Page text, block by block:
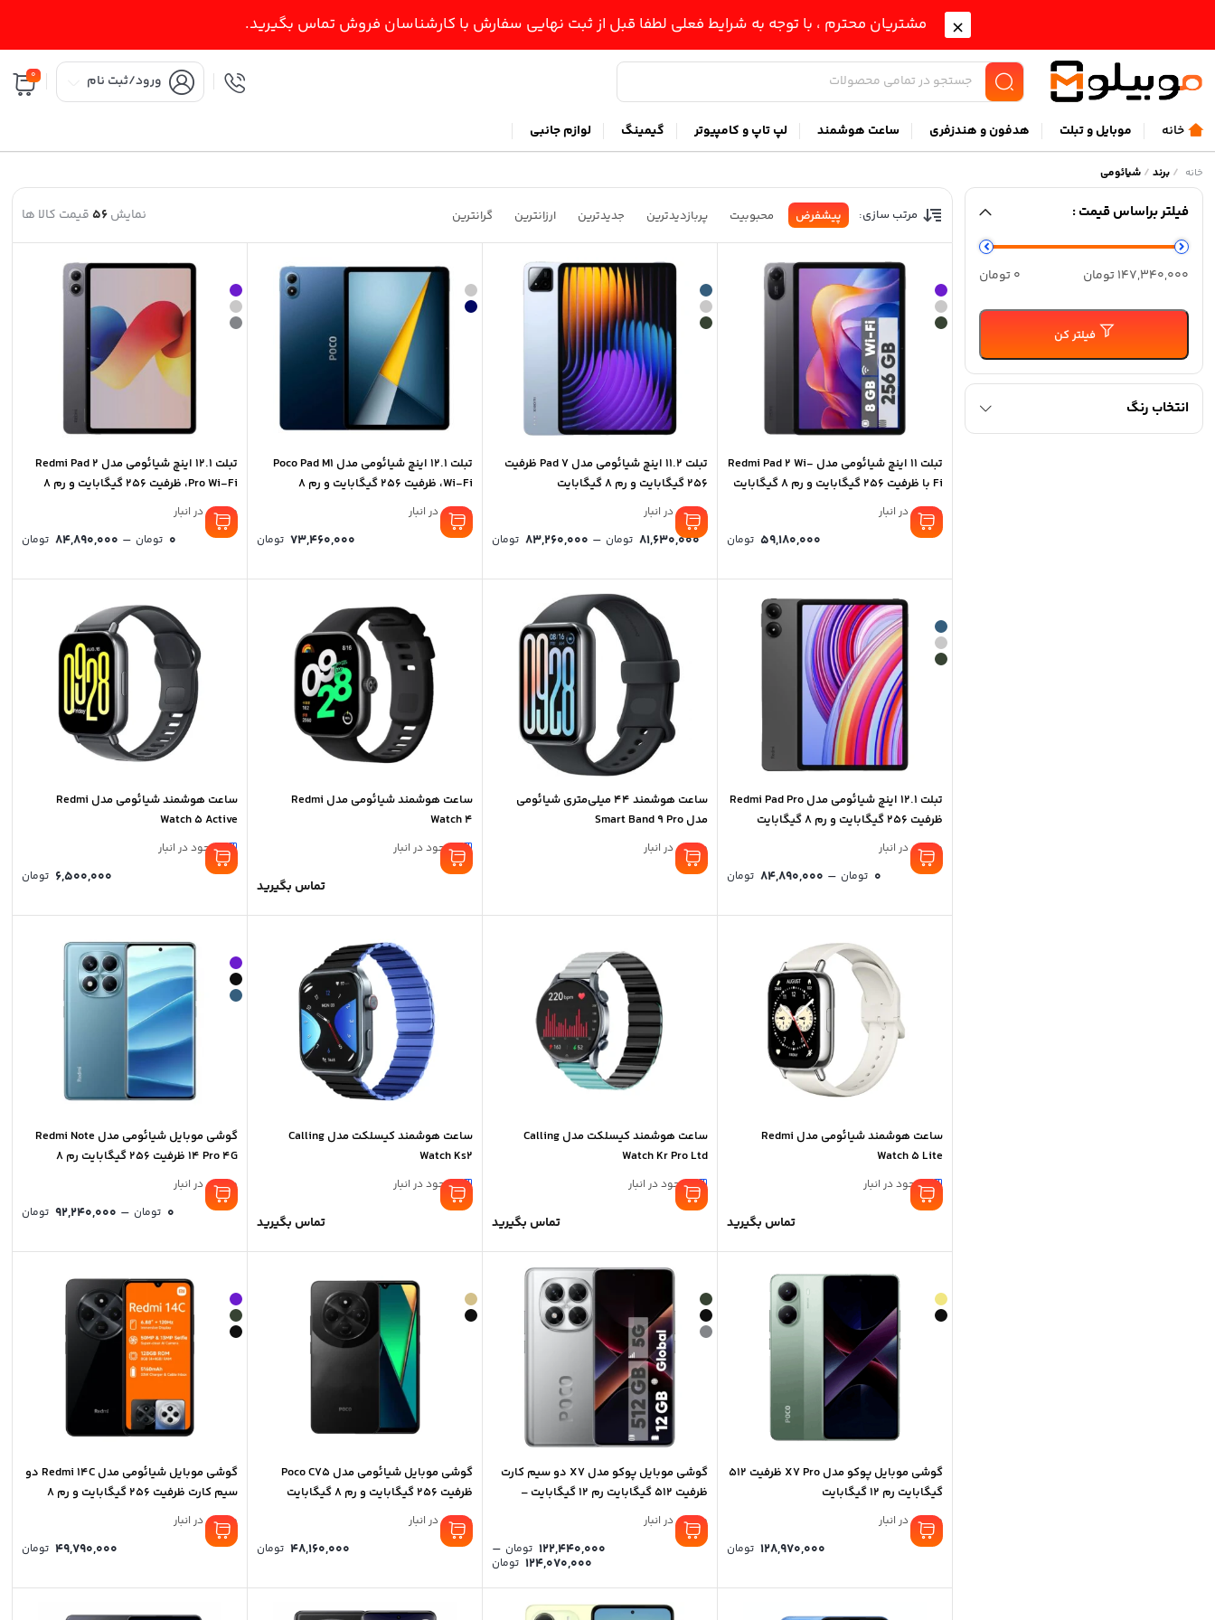
مشتریان محترم ، با توجه به شرایط فعلی لطفا قبل از ثبت نهایی سفارش با کارشناسان فروش تماس بگیرید.
ورود/ثبت نام 0
خانه موبايل و تبلت هدفون و هندزفری ساعت هوشمند لپ تاپ و کامپیوتر گیمینگ لوازم جانبی
خانه /برند /شیائومی
فیلتر براساس قیمت :
حداقل
قیمت
حداكثر
قيمت
فیلتر کن
0 تومان 147,340,000 تومان
انتخاب رنگ
مرتب سازی: پیشفرض محبوبیت پربازدیدترین جدیدترین ارزانترین گرانترین نمایش56 قیمت کالا ها
تبلت ۱۱ اینچ شیائومی مدل Redmi Pad 2 Wi-
Fi با ظرفیت 256 گیگابایت و رم 8 گیگابایت
موجود در انبار
59,180,000 تومان
تبلت 11.2 اینچ شیائومی مدل Pad 7 ظرفیت
256 گیگابایت و رم 8 گیگابایت
موجود در انبار
81,630,000 تومان –
83,260,000 تومانPrice
through
تبلت 12.1 اینچ شیائومی مدل Poco Pad M1
Wi-Fi، ظرفیت 256 گیگابایت و رم 8
گیگابایت
موجود در انبار
73,460,000 تومان
تبلت 12.1 اینچ شیائومی مدل Redmi Pad 2
Pro Wi-Fi، ظرفیت 256 گیگابایت و رم 8
گیگابایت
موجود در انبار
0 تومان –
84,890,000 تومان
تبلت 12.1 اینچ شیائومی مدل Redmi Pad Pro
ظرفیت 256 گیگابایت و رم 8 گیگابایت
موجود در انبار
0 تومان –
84,890,000 تومانPrice
through
ساعت هوشمند 44 میلی‌متری شیائومی
مدل Smart Band 9 Pro
موجود در انبار
ساعت هوشمند شیائومی مدل Redmi
Watch 4
موجود در انبار
تماس بگیرید
ساعت هوشمند شیائومی مدل Redmi
Watch 5 Active
موجود در انبار
6,500,000 تومان
ساعت هوشمند شیائومی مدل Redmi
Watch 5 Lite
موجود در انبار
تماس بگیرید
ساعت هوشمند کیسلکت مدل Calling
Watch Kr Pro Ltd
موجود در انبار
تماس بگیرید
ساعت هوشمند کیسلکت مدل Calling
Watch Ks2
موجود در انبار
تماس بگیرید
گوشی موبايل شیائومی مدل Redmi Note
14 Pro 4G ظرفیت 256 گیگابایت رم 8
گیگابایت
موجود در انبار
0 تومان –
92,240,000 تومان
گوشی موبایل پوکو مدل X7 Pro ظرفیت 512
گیگابایت رم 12 گیگابایت
موجود در انبار
128,970,000 تومان
گوشی موبایل پوکو مدل X7 دو سیم کارت
ظرفیت 512 گیگابایت رم 12 گیگابایت –
گلوبال
موجود در انبار
122,440,000 تومان –
124,070,000 تومانPrice
122,440,000 تومان
گوشی موبایل شیائومی مدل Poco C۷5
ظرفیت 256 گیگابایت و رم 8 گیگابایت
موجود در انبار
48,160,000 تومان
گوشی موبایل شیائومی مدل Redmi 14C دو
سیم کارت ظرفیت 256 گیگابایت و رم 8
گیگابایت
موجود در انبار
49,790,000 تومان